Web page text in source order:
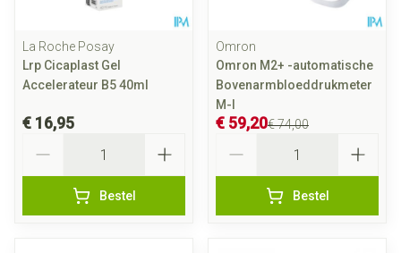
La Roche Posay
Lrp Cicaplast Gel
Accelerateur B5 40ml
€ 16,95
Bestel
Omron
Omron M2+ -automatische
Bovenarmbloeddrukmeter
M-l
€ 74,00
€ 59,20
Bestel